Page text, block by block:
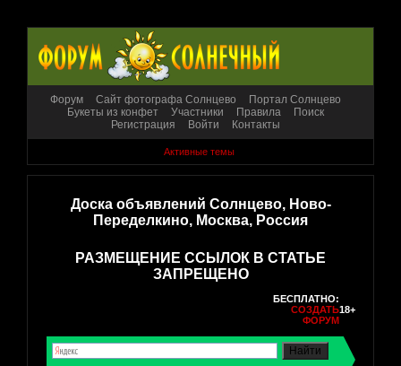
Форум Сайт фотографа Солнцево
Портал Солнцево
Букеты из конфет
Участники Правила
Поиск
Регистрация
Войти Контакты
Активные темы
Доска объявлений Солнцево, Ново-
Переделкино, Москва, Россия
РАЗМЕЩЕНИЕ ССЫЛОК В СТАТЬЕ
ЗАПРЕЩЕНО
БЕСПЛАТНО:
СОЗДАТЬ
ФОРУМ
18+